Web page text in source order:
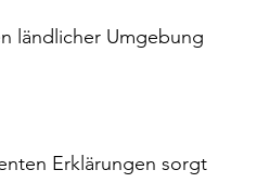
ländlicher Umgebung
Erklärungen sorgt